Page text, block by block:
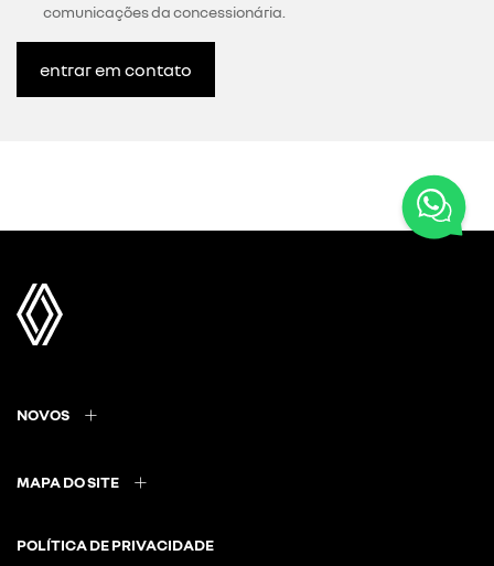
comunicações da concessionária.
entrar em contato
NOVOS
MAPA DO SITE
POLÍTICA DE PRIVACIDADE